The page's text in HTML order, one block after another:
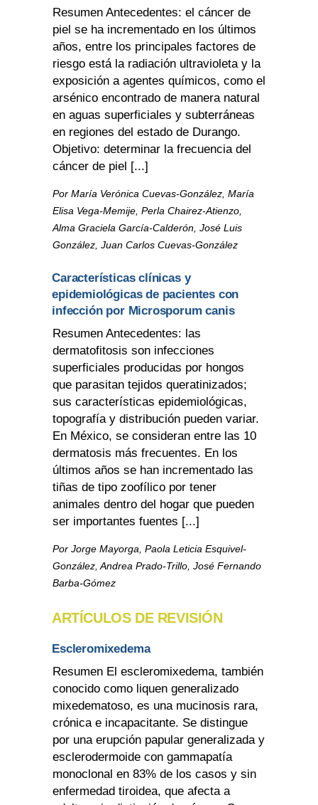
Resumen Antecedentes: el cáncer de
piel se ha incrementado en los últimos
años, entre los principales factores de
riesgo está la radiación ultravioleta y la
exposición a agentes químicos, como el
arsénico encontrado de manera natural
en aguas superficiales y subterráneas
en regiones del estado de Durango.
Objetivo: determinar la frecuencia del
cáncer de piel [...]
Por María Verónica Cuevas-González, María
Elisa Vega-Memije, Perla Chairez-Atienzo,
Alma Graciela García-Calderón, José Luis
González, Juan Carlos Cuevas-González
Características clínicas y
epidemiológicas de pacientes con
infección por Microsporum canis
Resumen Antecedentes: las
dermatofitosis son infecciones
superficiales producidas por hongos
que parasitan tejidos queratinizados;
sus características epidemiológicas,
topografía y distribución pueden variar.
En México, se consideran entre las 10
dermatosis más frecuentes. En los
últimos años se han incrementado las
tiñas de tipo zoofílico por tener
animales dentro del hogar que pueden
ser importantes fuentes [...]
Por Jorge Mayorga, Paola Leticia Esquivel-
González, Andrea Prado-Trillo, José Fernando
Barba-Gómez
ARTÍCULOS DE REVISIÓN
Escleromixedema
Resumen El escleromixedema, también
conocido como liquen generalizado
mixedematoso, es una mucinosis rara,
crónica e incapacitante. Se distingue
por una erupción papular generalizada y
esclerodermoide con gammapatía
monoclonal en 83% de los casos y sin
enfermedad tiroidea, que afecta a